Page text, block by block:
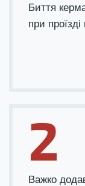
Биття
при проїзді
2
Важко